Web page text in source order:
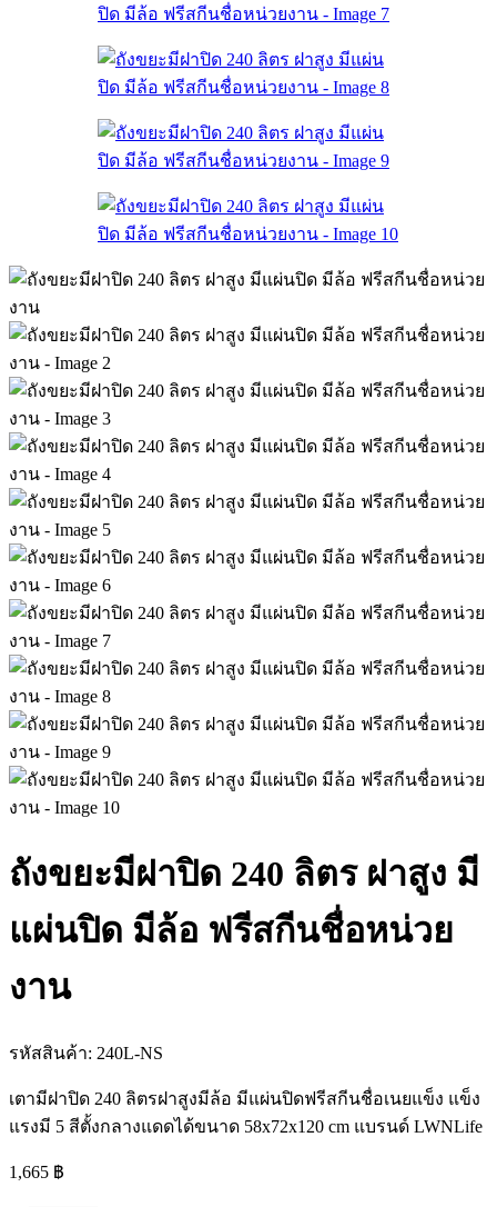
ถังขยะมีฝาปิด 240 ลิตร ฝาสูง มี
แผ่นปิด มีล้อ ฟรีสกีนชื่อหน่วย
งาน
รหัสสินค้า: 240L-NS
เตามีฝาปิด 240 ลิตรฝาสูงมีล้อ มีแผ่นปิดฟรีสกีนชื่อเนยแข็ง แข็ง
แรงมี 5 สีตั้งกลางแดดได้ขนาด 58x72x120 cm แบรนด์ LWNLife
1,665 ฿